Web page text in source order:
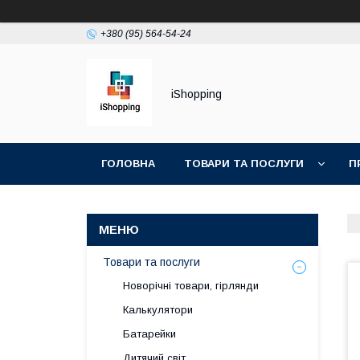
+380 (95) 564-54-24
iShopping
ГОЛОВНА ТОВАРИ ТА ПОСЛУГИ
Товари та послуги
Новорічні товари, гірлянди
Калькулятори
Батарейки